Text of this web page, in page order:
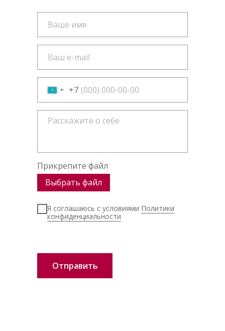
+7
Прикрепите файл
Выбрать файл
Я соглашаюсь с условиями Политики
конфиденциальности
Отправить